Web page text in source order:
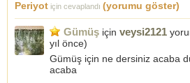
Periyot için cevaplandı (yorumu göster)
Gümüş için veysi2121
yıl önce)
Gümüş için ne dersiniz acaba
acaba